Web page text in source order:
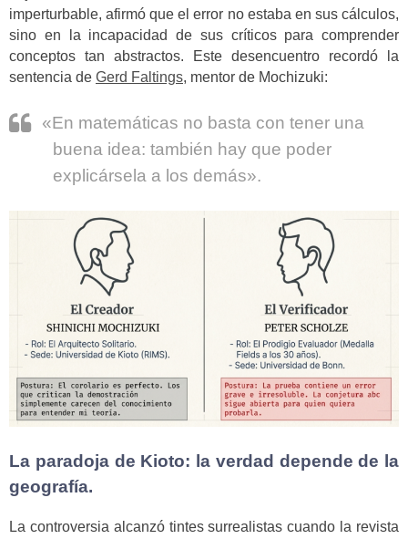
imperturbable, afirmó que el error no estaba en sus cálculos,
sino en la incapacidad de sus críticos para comprender
conceptos tan abstractos. Este desencuentro recordó la
sentencia de Gerd Faltings, mentor de Mochizuki:
«En matemáticas no basta con tener una
buena idea: también hay que poder
explicársela a los demás».
La paradoja de Kioto: la verdad depende de la
geografía.
La controversia alcanzó tintes surrealistas cuando la revista